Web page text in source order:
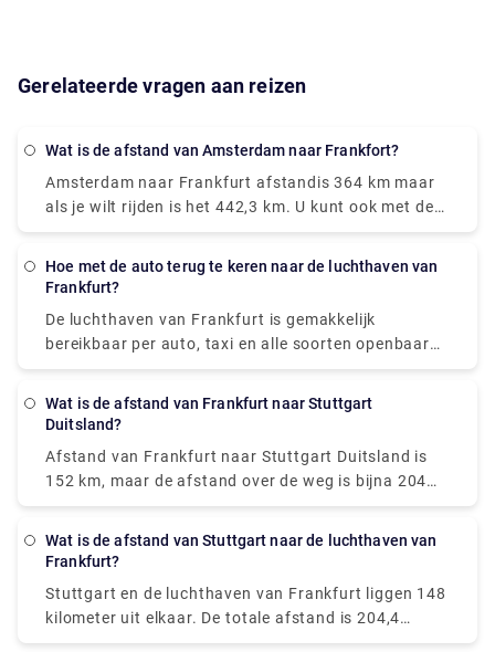
Gerelateerde vragen aan reizen
Wat is de afstand van Amsterdam naar Frankfort?
Amsterdam naar Frankfurt afstand is 364 km maar
als je wilt rijden is het 442,3 km. U kunt ook met de
trein of bus reizen. Er is een rechtstreekse trein die
gaat. Deze trein vertrekt elke vier uur en rijdt elke
Hoe met de auto terug te keren naar de luchthaven van
Frankfurt?
De luchthaven van Frankfurt is gemakkelijk
bereikbaar per auto, taxi en alle soorten openbaar
vervoer. Met een auto duurt het 20 minuten om de
centrum van de stad.
Autoretour frankfurt
Wat is de afstand van Frankfurt naar Stuttgart
Duitsland?
Afstand van Frankfurt naar Stuttgart Duitsland is
152 km, maar de afstand over de weg is bijna 204
km. Ridesharing is de goedkoopste manier om van
tussen €7 en €16 en duurt 2 uur en 24 minuten.
Stuttgart aankomt. Een keer per week, op zaterdag,
vertrekken de diensten. De reis duurt ongeveer 4
Wat is de afstand van Stuttgart naar de luchthaven van
Frankfurt?
Stuttgart en de luchthaven van Frankfurt liggen 148
kilometer uit elkaar. De totale afstand is 204,4
kilometer. De snelste methode om van Stuttgart